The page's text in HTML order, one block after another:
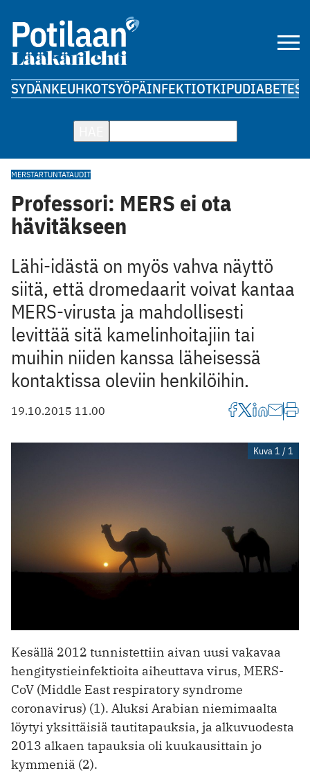
SYDÄNKEUHKOTSYÖPÄINFEKTIOTKIPUDIABETES
MERSTARTUNTATAUDIT
Professori: MERS ei ota
hävitäkseen
Lähi-idästä on myös vahva näyttö
siitä, että dromedaarit voivat kantaa
MERS-virusta ja mahdollisesti
levittää sitä kamelinhoitajiin tai
muihin niiden kanssa läheisessä
kontaktissa oleviin henkilöihin.
19.10.2015 11.00
Kuva 1 / 1
Kesällä 2012 tunnistettiin aivan uusi vakavaa
hengitystieinfektioita aiheuttava virus, MERS-
CoV (Middle East respiratory syndrome
coronavirus) (1). Aluksi Arabian niemimaalta
löytyi yksittäisiä tautitapauksia, ja alkuvuodesta
2013 alkaen tapauksia oli kuukausittain jo
kymmeniä (2).